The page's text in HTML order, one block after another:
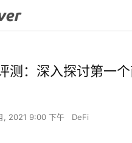
测：深入探讨第一
, 2021 9:00 下午 DeFi